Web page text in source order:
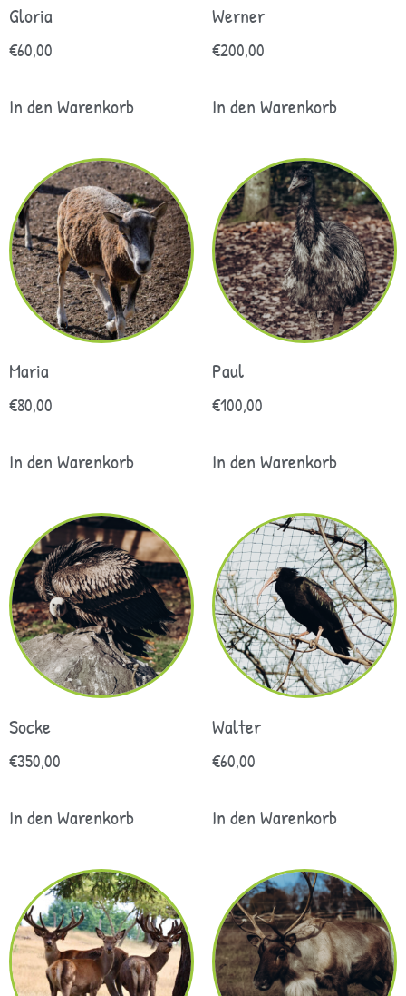
Gloria
€60,00
In den Warenkorb
Werner
€200,00
In den Warenkorb
Maria
€80,00
In den Warenkorb
Paul
€100,00
In den Warenkorb
Socke
€350,00
In den Warenkorb
Walter
€60,00
In den Warenkorb